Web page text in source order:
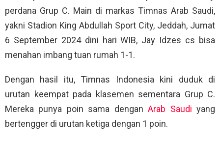
perdana Grup C. Main di markas Timnas Arab Saudi,
yakni Stadion King Abdullah Sport City, Jeddah, Jumat
6 September 2024 dini hari WIB, Jay Idzes cs bisa
menahan imbang tuan rumah 1-1.
Dengan hasil itu, Timnas Indonesia kini duduk di
urutan keempat pada klasemen sementara Grup C.
Mereka punya poin sama denganArab Saudi yang
bertengger di urutan ketiga dengan 1 poin.